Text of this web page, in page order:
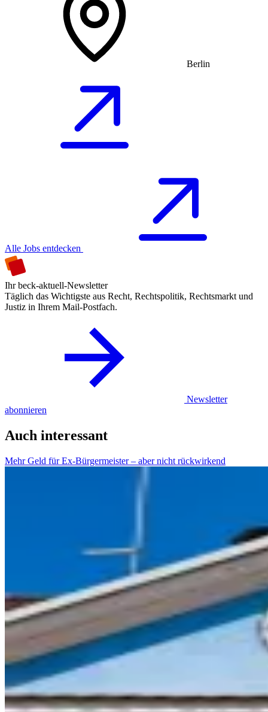
Berlin
Alle Jobs entdecken
Ihr beck-aktuell-Newsletter
Täglich das Wichtigste aus Recht, Rechtspolitik, Rechtsmarkt und
Justiz in Ihrem Mail-Postfach.
Newsletter
abonnieren
Auch interessant
Mehr Geld für Ex-Bürgermeister – aber nicht rückwirkend